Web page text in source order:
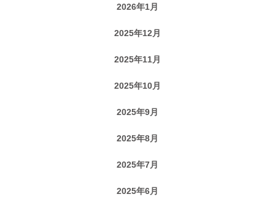
2026年1月
2025年12月
2025年11月
2025年10月
2025年9月
2025年8月
2025年7月
2025年6月